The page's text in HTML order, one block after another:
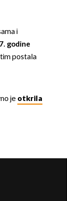
i
godine
postala
je otkrila